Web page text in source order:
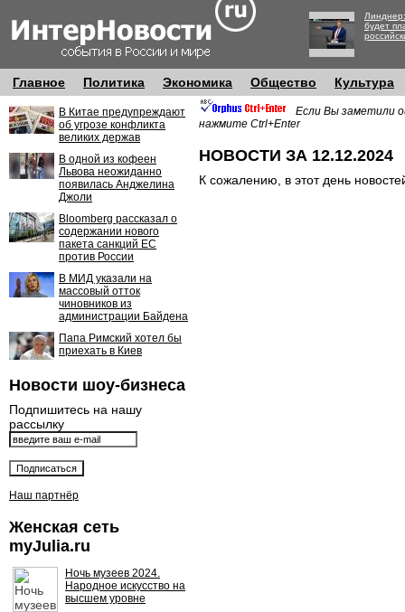
будет
Главное Политика Экономика Общество Культура
В Китае предупреждают
об угрозе конфликта
великих держав
В одной из кофеен
Львова неожиданно
появилась Анджелина
Джоли
Bloomberg рассказал о
содержании нового
пакета санкций ЕС
против России
В МИД указали на
массовый отток
чиновников из
администрации Байдена
Папа Римский хотел бы
приехать в Киев
Новости шоу-бизнеса
Подпишитесь на нашу
рассылку
Наш партнёр
Женская сеть
myJulia.ru
Ночь музеев 2024.
Народное искусство на
высшем уровне
Если Вы заметили
нажмите Ctrl+Enter
НОВОСТИ ЗА 12.12.2024
К сожалению, в этот день